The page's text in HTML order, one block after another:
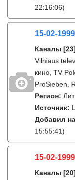
22:16:06)
15-02-1999
Каналы [23]
Vilniaus
кино, TV
ProSieben,
Регион:
Источник:
Добавил
15:55:41)
15-02-
Каналы [20]